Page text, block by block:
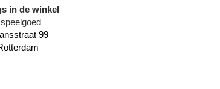
in de winkel
99